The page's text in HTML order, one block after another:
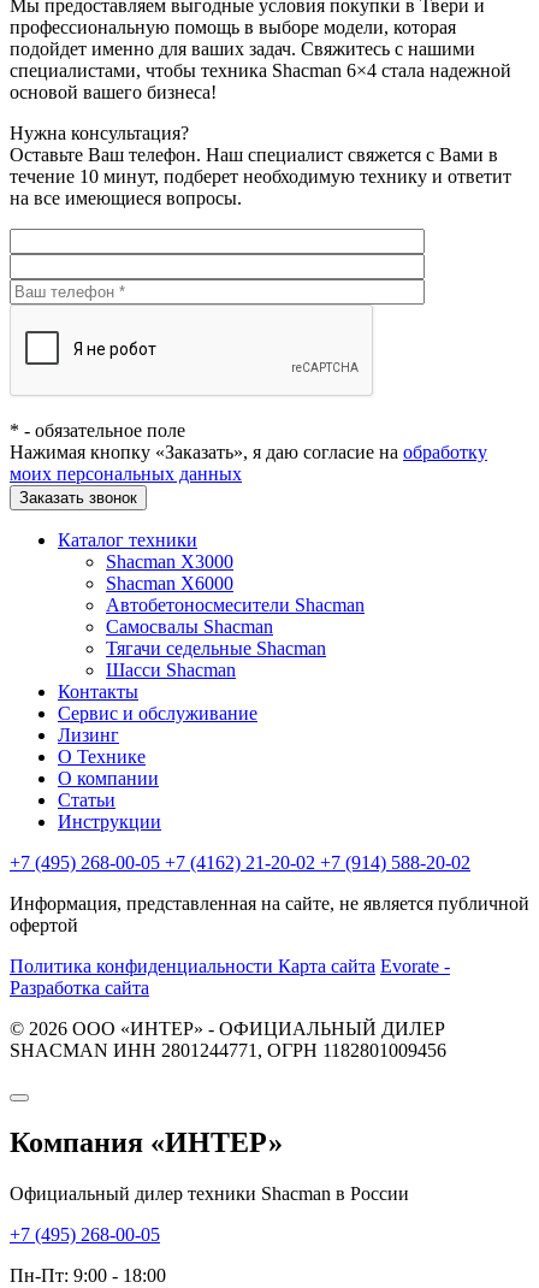
Мы предоставляем выгодные условия покупки в Твери и
профессиональную помощь в выборе модели, которая
подойдет именно для ваших задач. Свяжитесь с нашими
специалистами, чтобы техника Shacman 6×4 стала надежной
основой вашего бизнеса!
Нужна консультация?
Оставьте Ваш телефон. Наш специалист свяжется с Вами в
течение 10 минут, подберет необходимую технику и ответит
на все имеющиеся вопросы.
* - обязательное поле
Нажимая кнопку «Заказать», я даю согласие на обработку
моих персональных данных
Заказать звонок
Каталог техники
Shacman X3000
Shacman X6000
Автобетоносмесители Shacman
Самосвалы Shacman
Тягачи седельные Shacman
Шасси Shacman
Контакты
Сервис и обслуживание
Лизинг
О Технике
О компании
Статьи
Инструкции
+7 (495) 268-00-05 +7 (4162) 21-20-02 +7 (914) 588-20-02
Информация, представленная на сайте, не является публичной
офертой
Политика конфиденциальности Карта сайта Evorate -
Разработка сайта
© 2026 ООО «ИНТЕР» - ОФИЦИАЛЬНЫЙ ДИЛЕР
SHACMAN ИНН 2801244771, ОГРН 1182801009456
Компания «ИНТЕР»
Официальный дилер техники Shacman в России
+7 (495) 268-00-05
Пн-Пт: 9:00 - 18:00